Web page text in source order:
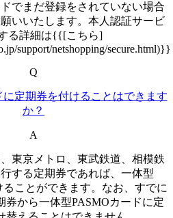
でまだ登録をされていない場合
いいたします。本人認証サービ
る詳細は{{[こちら]
support/netshopping/secure.html)}}
Q
に定期券を付けることはできます
か？
A
東京メトロ、東武鉄道、相模鉄
する定期券であれば、一体型
ことができます。なお、すでに
券から一体型PASMOカードに定